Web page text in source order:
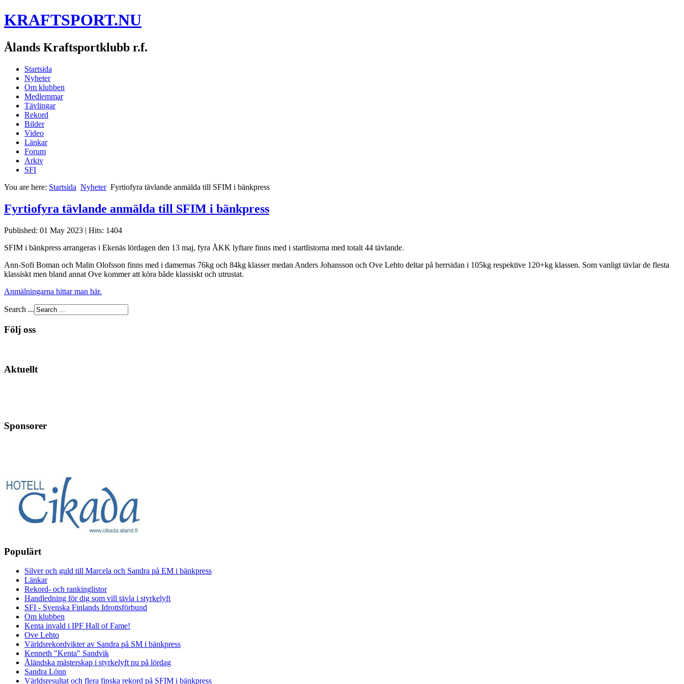
KRAFTSPORT.NU
Ålands Kraftsportklubb r.f.
Startsida
Nyheter
Om klubben
Medlemmar
Tävlingar
Rekord
Bilder
Video
Länkar
Forum
Arkiv
SFI
You are here: Startsida Nyheter Fyrtiofyra tävlande anmälda till SFIM i bänkpress
Fyrtiofyra tävlande anmälda till SFIM i bänkpress
Published: 01 May 2023 | Hits: 1404
SFIM i bänkpress arrangeras i Ekenäs lördagen den 13 maj, fyra ÅKK lyftare finns med i startlistorna med totalt 44 tävlande.
Ann-Sofi Boman och Malin Olofsson finns med i damernas 76kg och 84kg klasser medan Anders Johansson och Ove Lehto deltar på herrsidan i 105kg respektive 120+kg klassen. Som vanligt tävlar de flesta
klassiskt men bland annat Ove kommer att köra både klassiskt och utrustat.
Anmälningarna hittar man här.
Search ...
Följ oss
Aktuellt
Sponsorer
Populärt
Silver och guld till Marcela och Sandra på EM i bänkpress
Länkar
Rekord- och rankinglistor
Handledning för dig som vill tävla i styrkelyft
SFI - Svenska Finlands Idrottsförbund
Om klubben
Kenta invald i IPF Hall of Fame!
Ove Lehto
Världsrekordvikter av Sandra på SM i bänkpress
Kenneth "Kenta" Sandvik
Åländska mästerskap i styrkelyft nu på lördag
Sandra Lönn
Världsresultat och flera finska rekord på SFIM i bänkpress